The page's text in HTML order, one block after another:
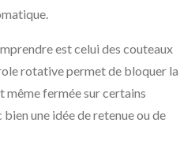
est celui des couteaux
rotative permet de bloquer la
même fermée sur certains
une idée de retenue ou de